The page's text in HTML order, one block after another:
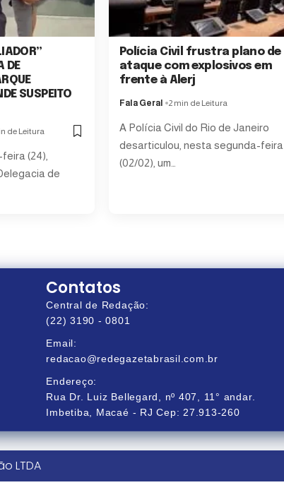
DE
SUSPEITO
de Leitura
(24),
de
Polícia Civil frustra plano de
ataque com explosivos em
frente à Alerj
Fala Geral 2 min de Leitura
A Polícia Civil do Rio de Janeiro
desarticulou, nesta segunda-feira
(02/02), um…
Contatos
Central de Redação:
(22) 3190 - 0801
Email:
redacao@redegazetabrasil.com.br
Endereço:
Rua Dr. Luiz Bellegard, nº 407, 11° andar.
Imbetiba, Macaé - RJ Cep: 27.913-260
LTDA